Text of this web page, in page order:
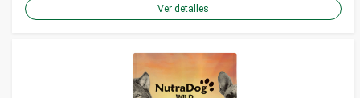
Ver detalles